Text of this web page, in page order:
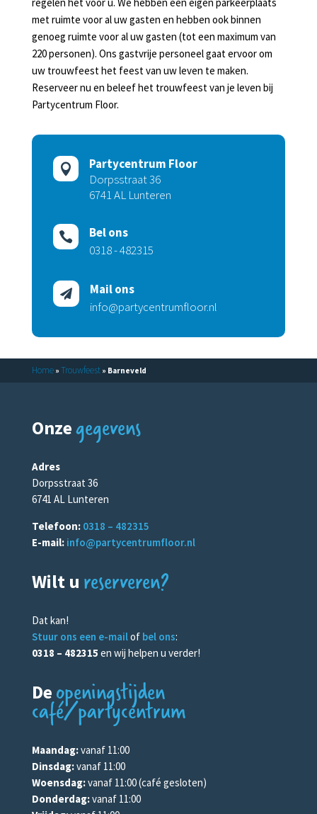
met ruimte voor al uw gasten en hebben ook binnen
genoeg ruimte voor al uw gasten (tot een maximum van
220 personen). Ons gastvrije personeel gaat ervoor om
uw trouwfeest het feest van uw leven te maken.
Reserveer nu en beleef het trouwfeest van je leven bij
Partycentrum Floor.

Partycentrum Floor
Dorpsstraat 36
6741 AL Lunteren

Bel ons
0318 - 482315

Mail ons
info@partycentrumfloor.nl
Home» Trouwfeest» Barneveld
Onzegegevens
Adres
Dorpsstraat 36
6741 AL Lunteren
Telefoon: 0318 – 482315
E-mail: info@partycentrumfloor.nl
Wilt u reserveren?
Dat kan!
Stuur ons een e-mailof bel ons:
0318 – 482315 en wij helpen u verder!
De openingstijden
café/partycentrum
Maandag:vanaf 11:00
Dinsdag:vanaf 11:00
Woensdag:vanaf 11:00 (café gesloten)
Donderdag:vanaf 11:00